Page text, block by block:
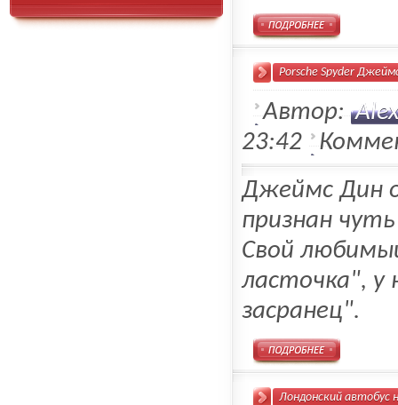
Подробнее
Porsche Spyder
Автор:
23:42
Джеймс Дин
признан
Свой
ласточка", у
засранец".
Подробнее
Лондонский автобус